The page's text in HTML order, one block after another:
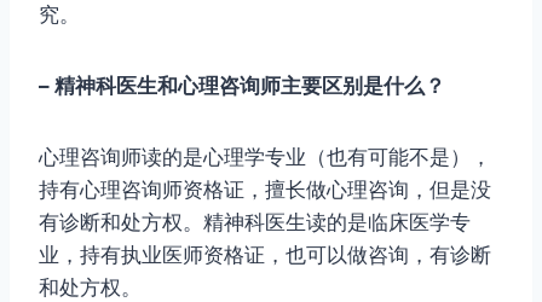
究。
– 精神科医生和心理咨询师主要区别是什么？
心理咨询师读的是心理学专业（也有可能不是），
持有心理咨询师资格证，擅长做心理咨询，但是没
有诊断和处方权。精神科医生读的是临床医学专
业，持有执业医师资格证，也可以做咨询，有诊断
和处方权。